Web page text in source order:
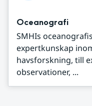
Oceanografi
SMHIs
expertkunskap
havsforskning, till
observationer, ...